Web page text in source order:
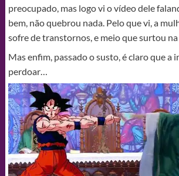
preocupado, mas logo vi o vídeo dele
bem, não quebrou nada. Pelo que vi, a
sofre de transtornos, e meio que surtou
Mas enfim, passado o susto, é claro que a
perdoar…